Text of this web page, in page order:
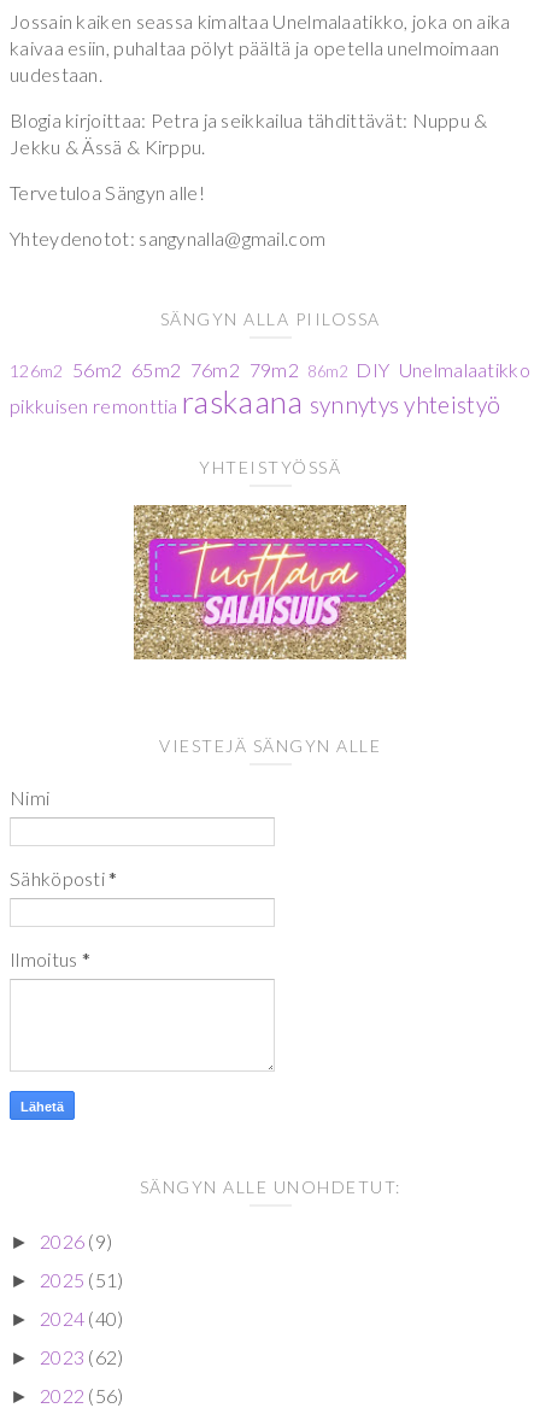
Jossain kaiken seassa kimaltaa Unelmalaatikko, joka on aika
kaivaa esiin, puhaltaa pölyt päältä ja opetella unelmoimaan
uudestaan.
Blogia kirjoittaa: Petra ja seikkailua tähdittävät: Nuppu &
Jekku & Ässä & Kirppu.
Tervetuloa Sängyn alle!
Yhteydenotot: sangynalla@gmail.com
SÄNGYN ALLA PIILOSSA
126m2 56m2 65m2 76m2 79m2 86m2 DIY Unelmalaatikko
pikkuisen remonttia raskaana synnytys yhteistyö
YHTEISTYÖSSÄ
VIESTEJÄ SÄNGYN ALLE
Nimi
Sähköposti*
Ilmoitus *
SÄNGYN ALLE UNOHDETUT:
► 2026 (9)
► 2025 (51)
► 2024 (40)
► 2023 (62)
► 2022 (56)